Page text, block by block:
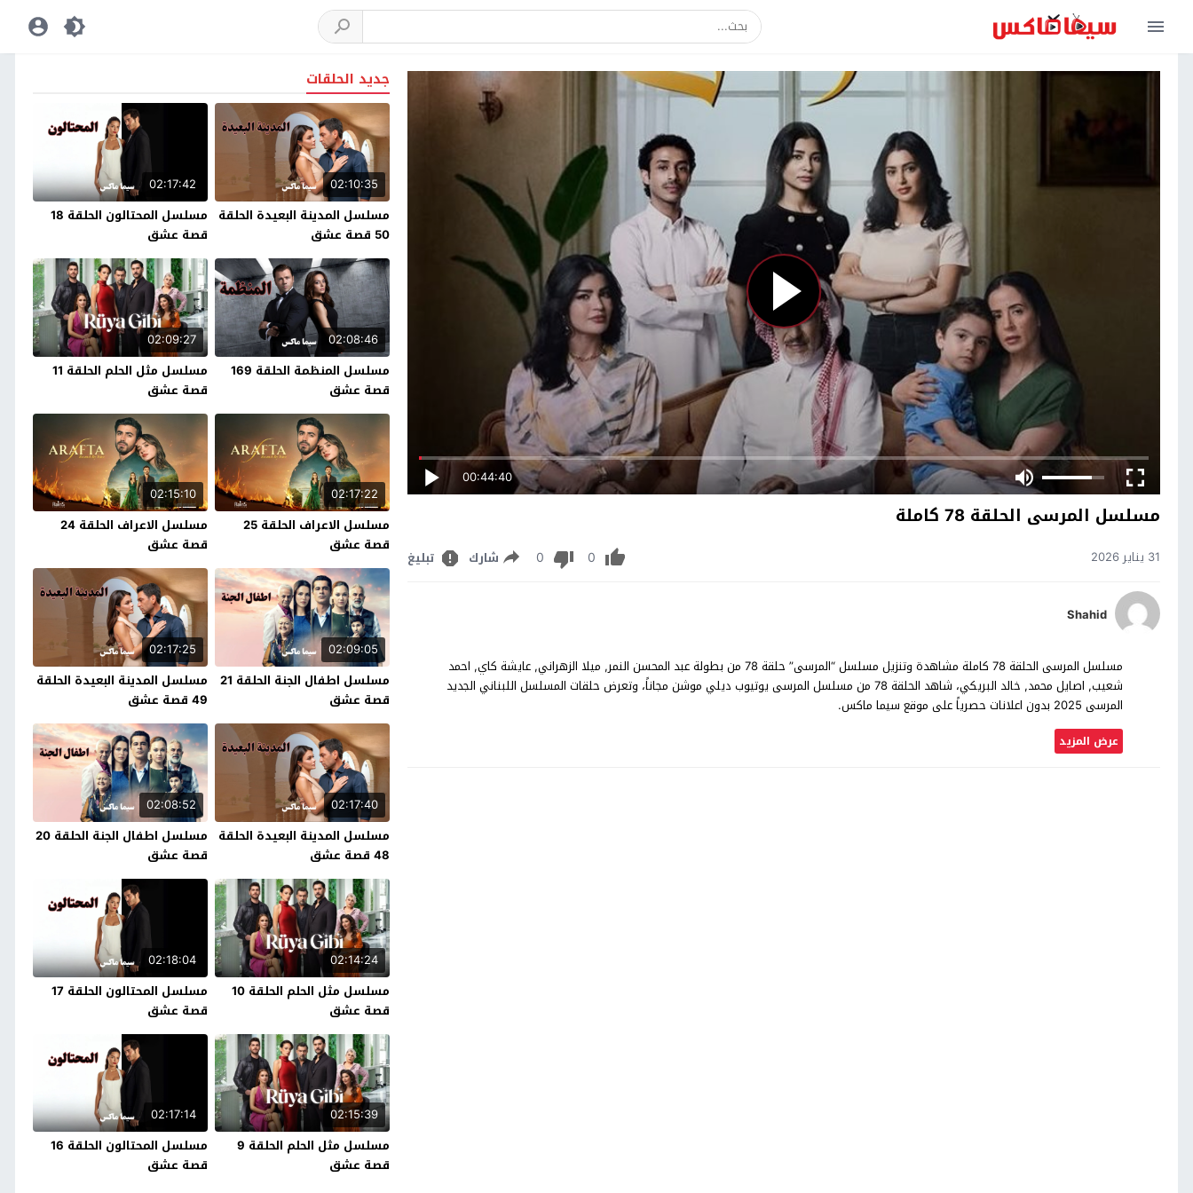
00:44:40
مسلسل المرسى الحلقة 78 كاملة
31 يناير 2026 0
0 شارك تبليغ
Shahid
مسلسل المرسى الحلقة 78 كاملة مشاهدة وتنزيل مسلسل “المرسى” حلقة 78 من بطولة عبد المحسن النمر, ميلا الزهراني, عايشة كاي, احمد
شعيب, اصايل محمد, خالد البريكي، شاهد الحلقة 78 من مسلسل المرسى يوتيوب ديلي موشن مجاناً، وتعرض حلقات المسلسل اللبناني الجديد
المرسى 2025 بدون اعلانات حصرياً على موقع سيما ماكس.
عرض المزيد
جديد الحلقات
02:10:35
مسلسل المدينة البعيدة الحلقة
50 قصة عشق
02:17:42
مسلسل المحتالون الحلقة 18
قصة عشق
02:08:46
مسلسل المنظمة الحلقة 169
قصة عشق
02:09:27
مسلسل مثل الحلم الحلقة 11
قصة عشق
02:17:22
مسلسل الاعراف الحلقة 25
قصة عشق
02:15:10
مسلسل الاعراف الحلقة 24
قصة عشق
02:09:05
مسلسل اطفال الجنة الحلقة 21
قصة عشق
02:17:25
مسلسل المدينة البعيدة الحلقة
49 قصة عشق
02:17:40
مسلسل المدينة البعيدة الحلقة
48 قصة عشق
02:08:52
مسلسل اطفال الجنة الحلقة 20
قصة عشق
02:14:24
مسلسل مثل الحلم الحلقة 10
قصة عشق
02:18:04
مسلسل المحتالون الحلقة 17
قصة عشق
02:15:39
مسلسل مثل الحلم الحلقة 9
قصة عشق
02:17:14
مسلسل المحتالون الحلقة 16
قصة عشق